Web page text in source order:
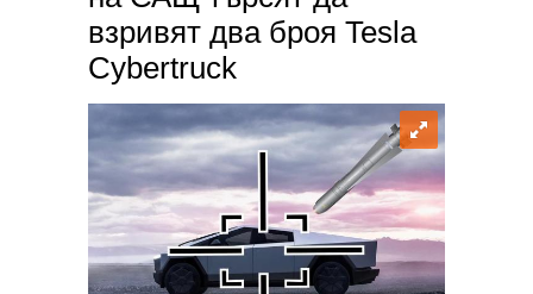
взривят два броя Tesla
Cybertruck